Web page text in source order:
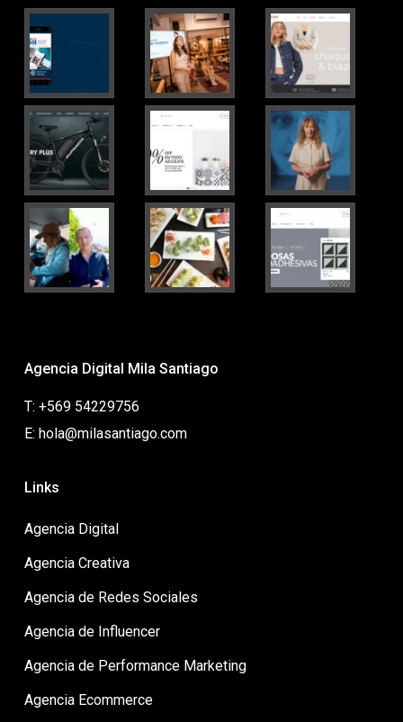
Agencia Digital Mila Santiago
T: +569 54229756
E: hola@milasantiago.com
Links
Agencia Digital
Agencia Creativa
Agencia de Redes Sociales
Agencia de Influencer
Agencia de Performance Marketing
Agencia Ecommerce